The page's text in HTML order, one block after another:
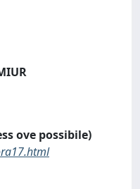
ove possibile)